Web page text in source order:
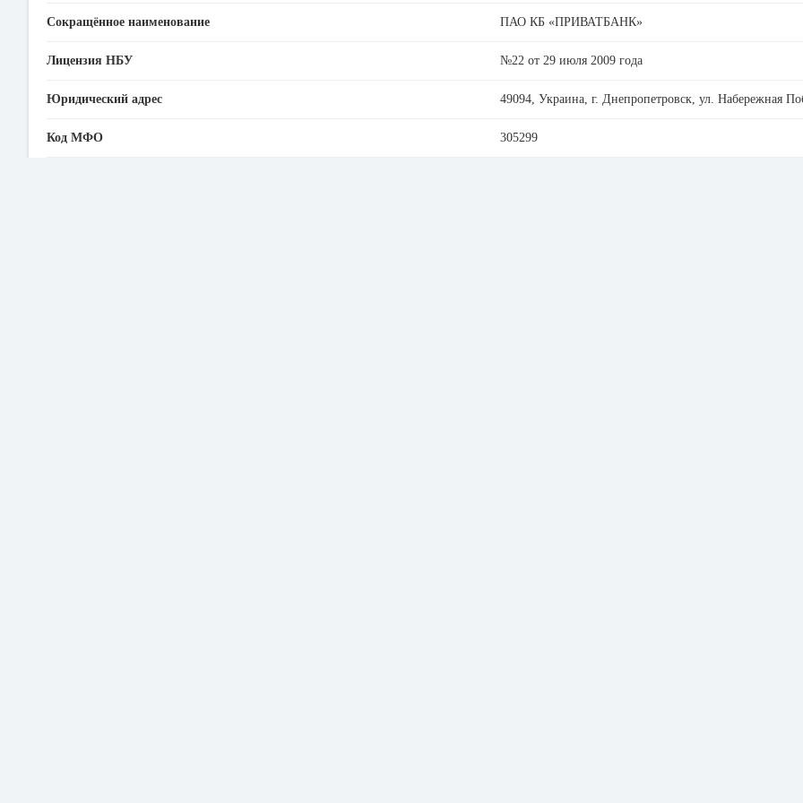
Сокращённое наименование ПАО КБ «ПРИВАТБАНК»
Лицензия НБУ №22 от 29 июля 2009 года
Юридический адрес 49094, Украина, г. Днепропетровск, ул. Набережная
Код МФО 305299